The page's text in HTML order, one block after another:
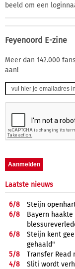
beeld om een
Feyenoord E-zine
Meer dan 142.000
aan!
Laatste nieuws
6/8
Steijn
6/8
Bayern
6/8
Steijn kent
gehaald"
5/8
Transfer Read
4/8
Sliti wordt